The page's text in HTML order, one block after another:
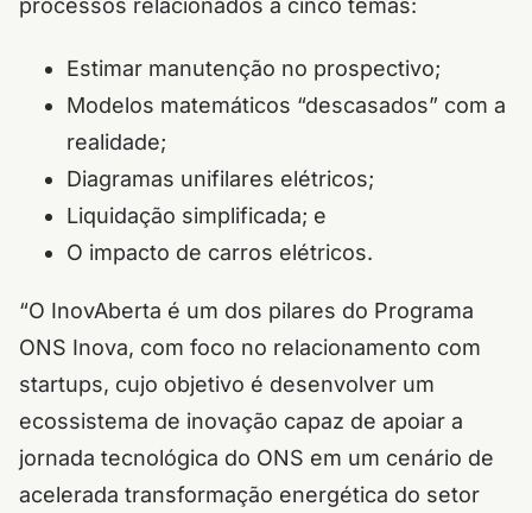
processos relacionados a cinco temas:
Estimar manutenção no prospectivo;
Modelos matemáticos “descasados” com a
realidade;
Diagramas unifilares elétricos;
Liquidação simplificada; e
O impacto de carros elétricos.
“O InovAberta é um dos pilares do Programa
ONS Inova, com foco no relacionamento com
startups, cujo objetivo é desenvolver um
ecossistema de inovação capaz de apoiar a
jornada tecnológica do ONS em um cenário de
acelerada transformação energética do setor